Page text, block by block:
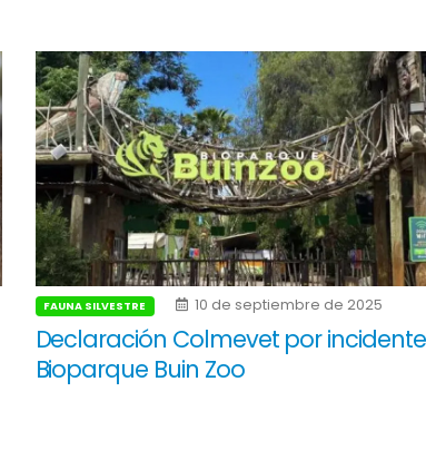
FAUNA SILVESTRE 10 de septiembre de 2025
Declaración Colmevet por
Bioparque Buin Zoo